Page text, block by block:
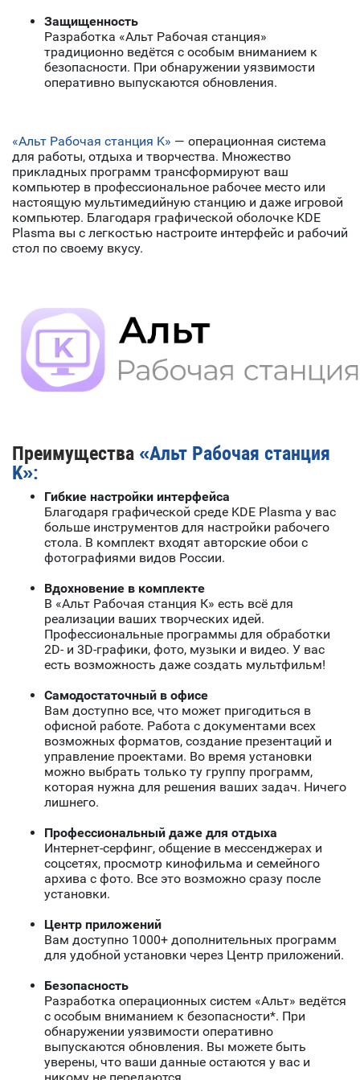
Защищенность
Разработка «Альт Рабочая станция»
традиционно ведётся с особым вниманием к
безопасности. При обнаружении уязвимости
оперативно выпускаются обновления.
«Альт Рабочая станция K» — операционная система
для работы, отдыха и творчества. Множество
прикладных программ трансформируют ваш
компьютер в профессиональное рабочее место или
настоящую мультимедийную станцию и даже игровой
компьютер. Благодаря графической оболочке KDE
Plasma вы с легкостью настроите интерфейс и рабочий
стол по своему вкусу.
Преимущества «Альт Рабочая станция
K»:
Гибкие настройки интерфейса
Благодаря графической среде KDE Plasma у вас
больше инструментов для настройки рабочего
стола. В комплект входят авторские обои с
фотографиями видов России.
Вдохновение в комплекте
В «Альт Рабочая станция К» есть всё для
реализации ваших творческих идей.
Профессиональные программы для обработки
2D- и 3D-графики, фото, музыки и видео. У вас
есть возможность даже создать мультфильм!
Самодостаточный в офисе
Вам доступно все, что может пригодиться в
офисной работе. Работа с документами всех
возможных форматов, создание презентаций и
управление проектами. Во время установки
можно выбрать только ту группу программ,
которая нужна для решения ваших задач. Ничего
лишнего.
Профессиональный даже для отдыха
Интернет-серфинг, общение в мессенджерах и
соцсетях, просмотр кинофильма и семейного
архива с фото. Все это возможно сразу после
установки.
Центр приложений
Вам доступно 1000+ дополнительных программ
для удобной установки через Центр приложений.
Безопасность
Разработка операционных систем «Альт» ведётся
с особым вниманием к безопасности*. При
обнаружении уязвимости оперативно
выпускаются обновления. Вы можете быть
уверены, что ваши данные остаются у вас и